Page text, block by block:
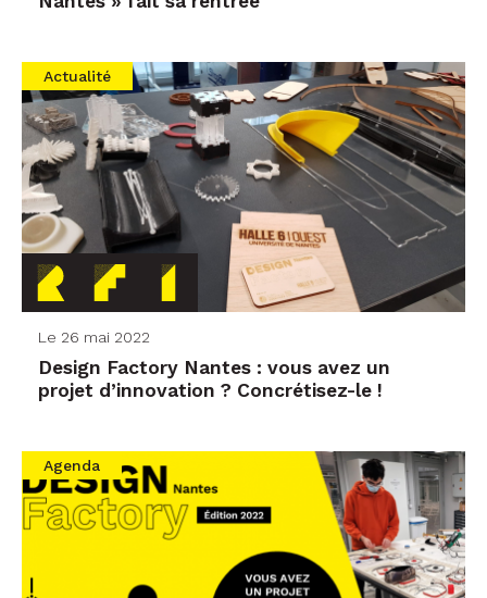
Actualité
Le 26 mai 2022
Design Factory Nantes : vous avez un
projet d’innovation ? Concrétisez-le !
Agenda